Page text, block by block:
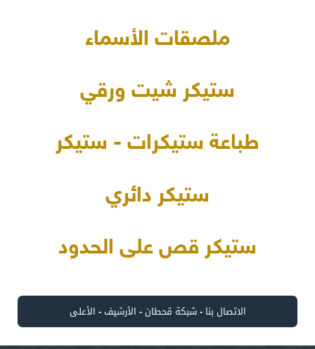
ملصقات الأسماء
ستيكر شيت ورقي
طباعة ستيكرات - ستيكر
ستيكر دائري
ستيكر قص على الحدود
الاتصال بنا -شبكة قحطان- الأرشيف- الأعلى